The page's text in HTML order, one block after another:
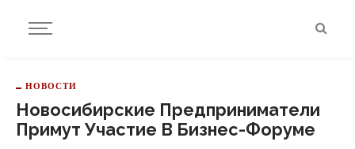
НОВОСТИ
Новосибирские Предприниматели
Примут Участие В Бизнес-Форуме